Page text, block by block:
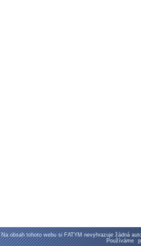
Na obsah tohoto webu si FATYM nevyhrazuje žádná
Používáme